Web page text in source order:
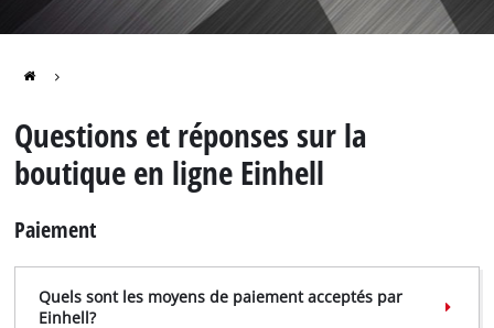
Deutsch
Italiano
Questions et réponses sur la
boutique en ligne Einhell
Paiement
Quels sont les moyens de paiement acceptés par
Einhell?